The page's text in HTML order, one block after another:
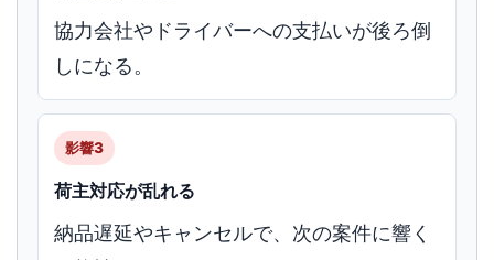
協力会社やドライバーへの支払いが後ろ倒
しになる。
影響3
荷主対応が乱れる
納品遅延やキャンセルで、次の案件に響く